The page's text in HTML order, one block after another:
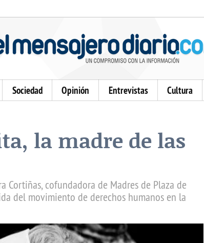
Sociedad Opinión Entrevistas Cultura
la madre de las
Cortiñas, cofundadora de Madres de Plaza de
del movimiento de derechos humanos en la